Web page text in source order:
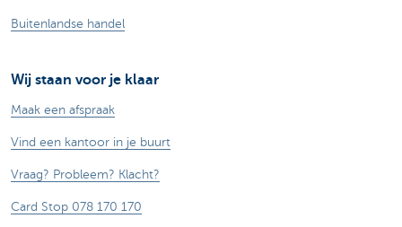
Buitenlandse handel
Wij staan voor je klaar
Maak een afspraak
Vind een kantoor in je buurt
Vraag? Probleem? Klacht?
Card Stop 078 170 170